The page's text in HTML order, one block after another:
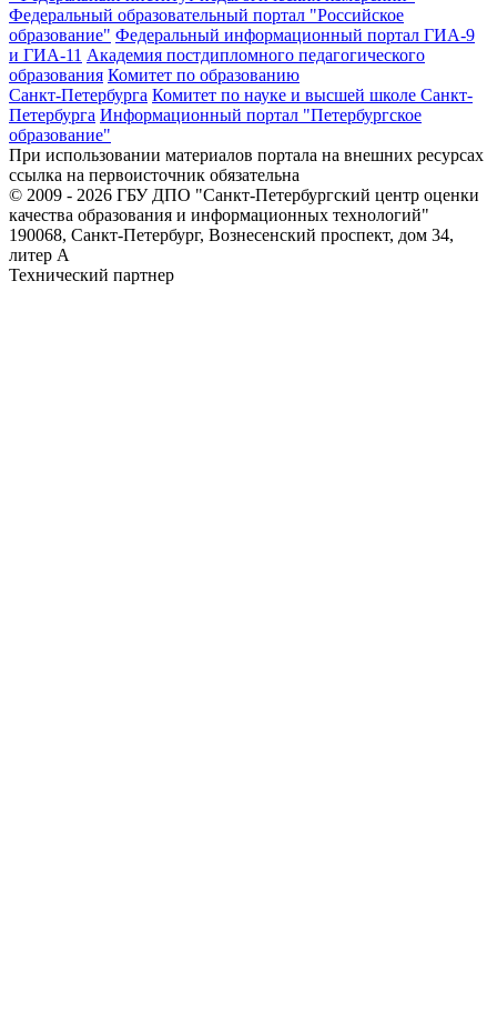
Федеральный образовательный портал "Российское
образование" Федеральный информационный портал ГИА-9
и ГИА-11 Академия постдипломного педагогического
образования Комитет по образованию
Санкт-Петербурга Комитет по науке и высшей школе Санкт-
Петербурга Информационный портал "Петербургское
образование"
При использовании материалов портала на внешних ресурсах
ссылка на первоисточник обязательна
© 2009 - 2026 ГБУ ДПО "Санкт-Петербургский центр оценки
качества образования и информационных технологий"
190068, Санкт-Петербург, Вознесенский проспект, дом 34,
литер А
Технический партнер